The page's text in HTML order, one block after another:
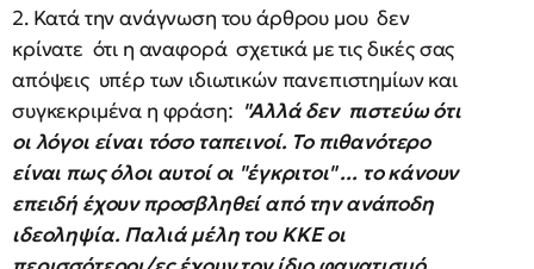
2. Κατά την ανάγνωση του άρθρου μου δεν
κρίνατε ότι η αναφορά σχετικά με τις δικές σας
απόψεις υπέρ των ιδιωτικών πανεπιστημίων και
συγκεκριμένα η φράση: "Αλλά δεν πιστεύω ότι
οι λόγοι είναι τόσο ταπεινοί. Το πιθανότερο
είναι πως όλοι αυτοί οι "έγκριτοι" ... το κάνουν
επειδή έχουν προσβληθεί από την ανάποδη
ιδεοληψία. Παλιά μέλη του ΚΚΕ οι